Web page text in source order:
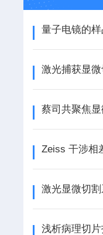
量子电镜的
Zeiss 干涉相